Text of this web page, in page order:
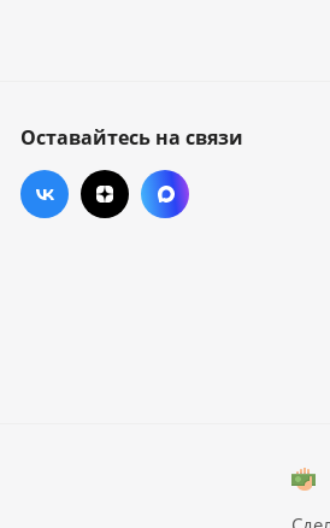
Оставайтесь на связи